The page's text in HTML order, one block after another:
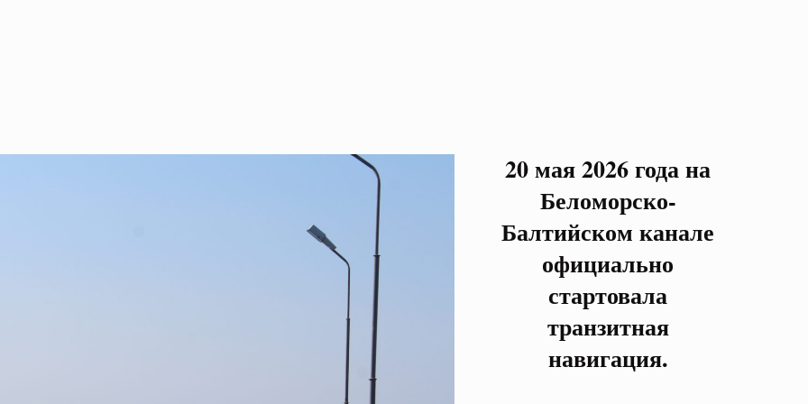
20 мая 2026 года на
Беломорско-
Балтийском канале
официально
стартовала
транзитная
навигация.